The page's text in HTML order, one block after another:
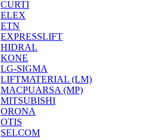
CURTI
ELEX
ETN
EXPRESSLIFT
HIDRAL
KONE
LG-SIGMA
LIFTMATERIAL (LM)
MACPUARSA (MP)
MITSUBISHI
ORONA
OTIS
SELCOM